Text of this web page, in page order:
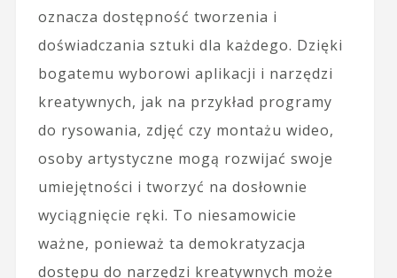
oznacza dostępność tworzenia i
doświadczania sztuki dla każdego. Dzięki
bogatemu wyborowi aplikacji i narzędzi
kreatywnych, jak na przykład programy
do rysowania, zdjęć czy montażu wideo,
osoby artystyczne mogą rozwijać swoje
umiejętności i tworzyć na dosłownie
wyciągnięcie ręki. To niesamowicie
ważne, ponieważ ta demokratyzacja
dostępu do narzędzi kreatywnych może